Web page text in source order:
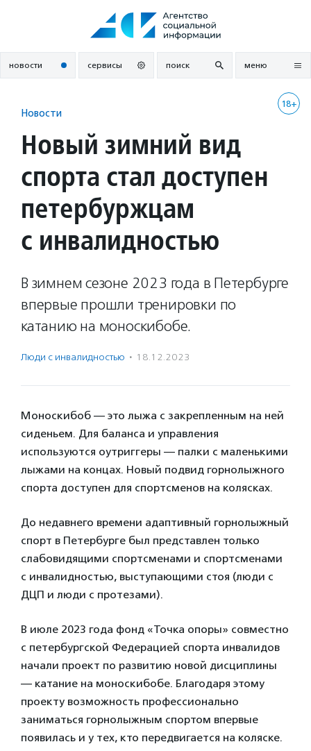
новости сервисы поиск меню
18+
Новости
Новый зимний вид
спорта стал доступен
петербуржцам
с инвалидностью
В зимнем сезоне 2023 года в Петербурге
впервые прошли тренировки по
катанию на моноскибобе.
Люди с инвалидностью · 18.12.2023
Моноскибоб — это лыжа с закрепленным на ней
сиденьем. Для баланса и управления
используются оутриггеры — палки с маленькими
лыжами на концах. Новый подвид горнолыжного
спорта доступен для спортсменов на колясках.
До недавнего времени адаптивный горнолыжный
спорт в Петербурге был представлен только
слабовидящими спортсменами и спортсменами
с инвалидностью, выступающими стоя (люди с
ДЦП и люди с протезами).
В июле 2023 года фонд «Точка опоры» совместно
с петербургской Федерацией спорта инвалидов
начали проект по развитию новой дисциплины
— катание на моноскибобе. Благодаря этому
проекту возможность профессионально
заниматься горнолыжным спортом впервые
появилась и у тех, кто передвигается на коляске.